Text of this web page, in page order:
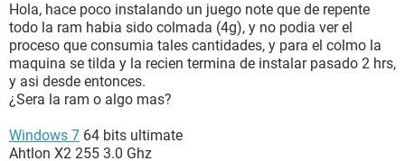
Hola, hace poco instalando un juego note que de repente
todo la ram habia sido colmada (4g), y no podia ver el
proceso que consumia tales cantidades, y para el colmo la
maquina se tilda y la recien termina de instalar pasado 2 hrs,
y asi desde entonces.
¿Sera la ram o algo mas?
Windows 7 64 bits ultimate
Ahtlon X2 255 3.0 Ghz